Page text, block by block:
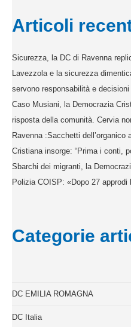
Articoli
Sicurezza, la DC di Ravenna
Lavezzola e la sicurezza
servono responsabilità e decisioni
Caso Musiani, la Democrazia
risposta della comunità. Cervia
Ravenna :Sacchetti dell’organico
Cristiana insorge: “Prima i conti,
Sbarchi dei migranti, la
Polizia COISP: «Dopo 27
Categorie
DC EMILIA ROMAGNA
DC Italia